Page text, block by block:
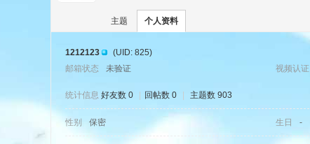
主题 个人资料
1212123
(UID: 825)
邮箱状态
未验证 视频认证
统计信息 好友数 0 回帖数 0 主题数 903
性别 保密 生日 -